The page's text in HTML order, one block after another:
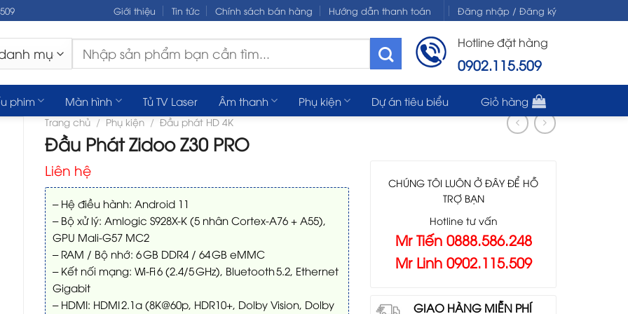
Giới thiệu Tin tức Chính sách bán hàng Hướng dẫn thanh toán Đăng nhập / Đăng ký
Tìm
kiếm:
Hotline đặt hàng
0902.115.509
phim Màn hình Tủ TV Laser Âm thanh Phụ kiện Dự án tiêu biểu Giỏ hàng
Trang chủ / Phụ kiện / Đầu phát HD 4K
Đầu Phát Zidoo Z30 PRO
Liên hệ
– Hệ điều hành: Android 11
– Bộ xử lý: Amlogic S928X-K (5 nhân Cortex-A76 + A55),
GPU Mali-G57 MC2
– RAM / Bộ nhớ: 6 GB DDR4 / 64 GB eMMC
– Kết nối mạng: Wi‑Fi 6 (2.4/5 GHz), Bluetooth 5.2, Ethernet
Gigabit
– HDMI: HDMI 2.1a (8K@60p, HDR10+, Dolby Vision, Dolby
CHÚNG TÔI LUÔN Ở ĐÂY ĐỂ HỖ
TRỢ BẠN
Hotline tư vấn
Mr Tiến 0888.586.248
Mr Linh 0902.115.509
GIAO HÀNG MIỄN PHÍ